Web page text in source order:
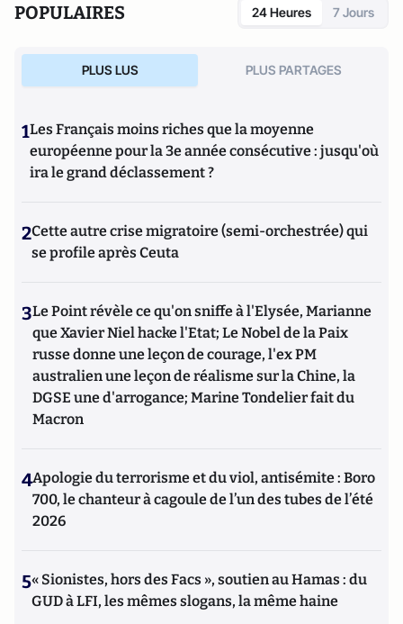
POPULAIRES 24 Heures 7 Jours
PLUS LUS PLUS PARTAGES
1Les Français moins riches que la moyenne
européenne pour la 3e année consécutive : jusqu'où
ira le grand déclassement ?
2Cette autre crise migratoire (semi-orchestrée) qui
se profile après Ceuta
3Le Point révèle ce qu'on sniffe à l'Elysée, Marianne
que Xavier Niel hacke l'Etat; Le Nobel de la Paix
russe donne une leçon de courage, l'ex PM
australien une leçon de réalisme sur la Chine, la
DGSE une d'arrogance; Marine Tondelier fait du
Macron
4Apologie du terrorisme et du viol, antisémite : Boro
700, le chanteur à cagoule de l’un des tubes de l’été
2026
5« Sionistes, hors des Facs », soutien au Hamas : du
GUD à LFI, les mêmes slogans, la même haine